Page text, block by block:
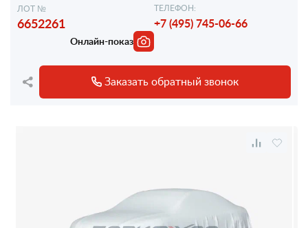
ЛОТ №
6652261
ТЕЛЕФОН:
+7 (495) 745-06-66
Онлайн-показ
Заказать обратный звонок